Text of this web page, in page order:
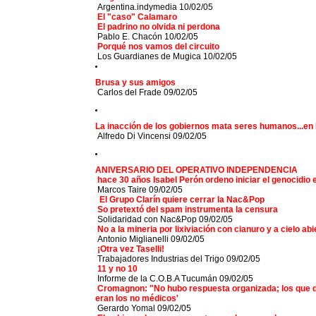
Argentina.indymedia 10/02/05
El "caso" Calamaro
El padrino no olvida ni perdona
Pablo E. Chacón 10/02/05
Porqué nos vamos del circuito
Los Guardianes de Mugica 10/02/05
Brusa y sus amigos
Carlos del Frade 09/02/05
La inacción de los gobiernos mata seres humanos...en
Alfredo Di Vincensi 09/02/05
ANIVERSARIO DEL OPERATIVO INDEPENDENCIA
hace 30 años Isabel Perón ordeno iniciar el genocidio
Marcos Taire 09/02/05
El Grupo Clarín quiere cerrar la Nac&Pop
So pretextó del spam instrumenta la censura
Solidaridad con Nac&Pop 09/02/05
No a la mineria por lixiviación con cianuro y a cielo
Antonio Miglianelli 09/02/05
¡Otra vez Taselli!
Trabajadores Industrias del Trigo 09/02/05
11 y no 10
Informe de la C.O.B.A Tucumán 09/02/05
Cromagnon: "No hubo respuesta organizada; los que
eran los no médicos'
Gerardo Yomal 09/02/05